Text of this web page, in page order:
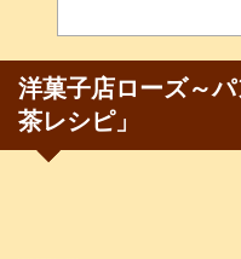
洋菓子店ローズ～
茶レシピ」